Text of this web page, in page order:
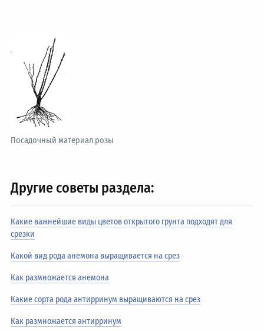
Посадочный материал розы
Другие советы раздела:
Какие важнейшие виды цветов открытого грунта подходят для
срезки
Какой вид рода анемона выращивается на срез
Как размножается анемона
Какие сорта рода антирринум выращиваются на срез
Как размножается антирринум